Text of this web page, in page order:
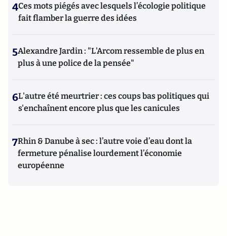
4Ces mots piégés avec lesquels l’écologie politique
fait flamber la guerre des idées
5Alexandre Jardin : "L'Arcom ressemble de plus en
plus à une police de la pensée"
6L'autre été meurtrier : ces coups bas politiques qui
s'enchaînent encore plus que les canicules
7Rhin & Danube à sec : l’autre voie d’eau dont la
fermeture pénalise lourdement l’économie
européenne